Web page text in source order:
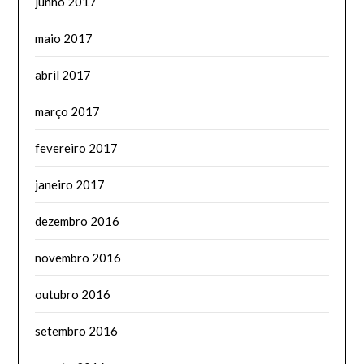
maio 2017
abril 2017
março 2017
fevereiro 2017
janeiro 2017
dezembro 2016
novembro 2016
outubro 2016
setembro 2016